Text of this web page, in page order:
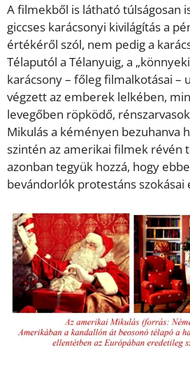
A filmekből is látható túlságosan
giccses karácsonyi kivilágítás a
értékéről szól, nem pedig a
Télaputól a Télanyuig, a
karácsony – főleg filmalkotásai –
végzett az emberek lelkében,
levegőben röpködő,
Mikulás a kéményen bezuhanva
szintén az amerikai filmek révén
azonban tegyük hozzá, hogy
bevándorlók protestáns